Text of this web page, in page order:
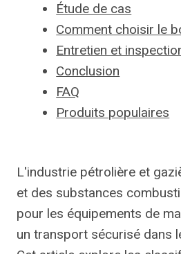
Étude de cas
Comment choisir le
Entretien et
Conclusion
FAQ
Produits populaires
L'industrie pétrolière et
et des substances
pour les équipements de
un transport sécurisé dans